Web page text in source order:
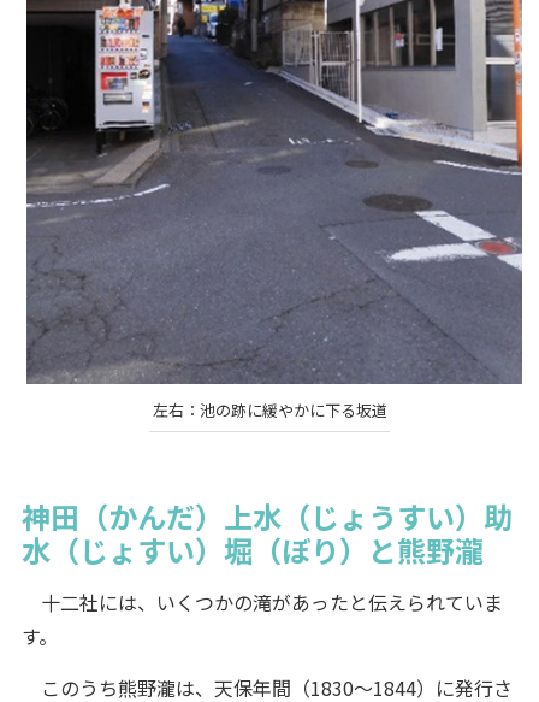
左右：池の跡に緩やかに下る坂道
神田（かんだ）上水（じょうすい）助
水（じょすい）堀（ぼり）と熊野瀧
十二社には、いくつかの滝があったと伝えられていま
す。
このうち熊野瀧は、天保年間（1830～1844）に発行さ